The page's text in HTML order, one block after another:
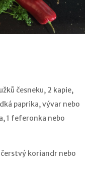
česneku, 2 kapie,
paprika, vývar nebo
1 feferonka nebo
koriandr nebo